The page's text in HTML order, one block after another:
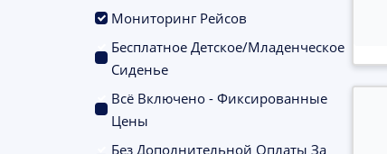
Мониторинг Рейсов
Бесплатное Детское/Младенческое
Сиденье
Всё Включено - Фиксированные
Цены
Без Дополнительной Оплаты За